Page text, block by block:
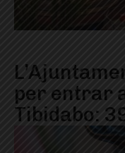
per entrar
Tibidabo: